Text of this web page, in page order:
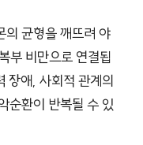
의 균형을 깨뜨려 야
부 비만으로 연결됩
장애, 사회적 관계의
순환이 반복될 수 있